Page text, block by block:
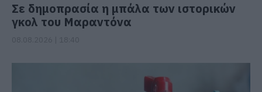
Σε δημοπρασία η μπάλα των ιστορικών
γκολ του Μαραντόνα